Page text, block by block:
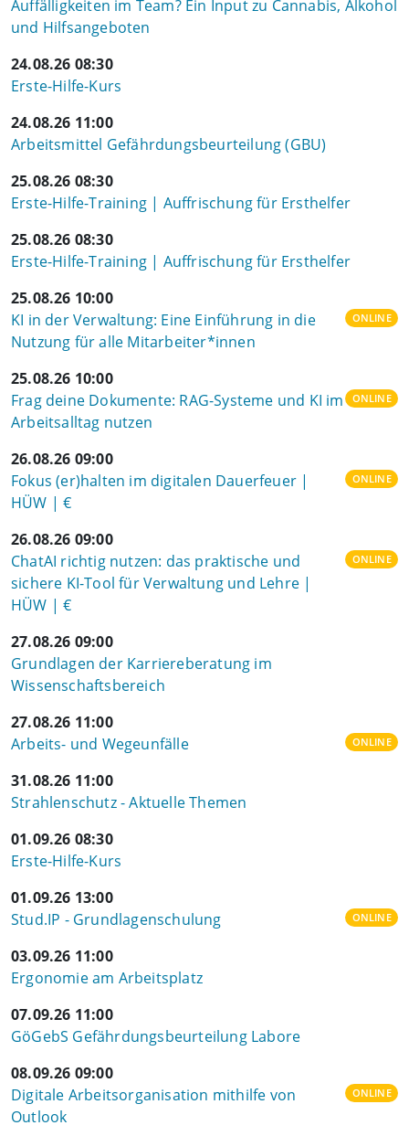
Auffälligkeiten im Team? Ein Input zu Cannabis, Alkohol
und Hilfsangeboten
24.08.26 08:30
Erste-Hilfe-Kurs
24.08.26 11:00
Arbeitsmittel Gefährdungsbeurteilung (GBU)
25.08.26 08:30
Erste-Hilfe-Training | Auffrischung für Ersthelfer
25.08.26 08:30
Erste-Hilfe-Training | Auffrischung für Ersthelfer
25.08.26 10:00
KI in der Verwaltung: Eine Einführung in die
Nutzung für alle Mitarbeiter*innen
ONLINE
25.08.26 10:00
Frag deine Dokumente: RAG-Systeme und KI im
Arbeitsalltag nutzen
ONLINE
26.08.26 09:00
Fokus (er)halten im digitalen Dauerfeuer |
HÜW | €
ONLINE
26.08.26 09:00
ChatAI richtig nutzen: das praktische und
sichere KI-Tool für Verwaltung und Lehre |
HÜW | €
ONLINE
27.08.26 09:00
Grundlagen der Karriereberatung im
Wissenschaftsbereich
27.08.26 11:00
Arbeits- und Wegeunfälle
ONLINE
31.08.26 11:00
Strahlenschutz - Aktuelle Themen
01.09.26 08:30
Erste-Hilfe-Kurs
01.09.26 13:00
Stud.IP - Grundlagenschulung
ONLINE
03.09.26 11:00
Ergonomie am Arbeitsplatz
07.09.26 11:00
GöGebS Gefährdungsbeurteilung Labore
08.09.26 09:00
Digitale Arbeitsorganisation mithilfe von
Outlook
ONLINE